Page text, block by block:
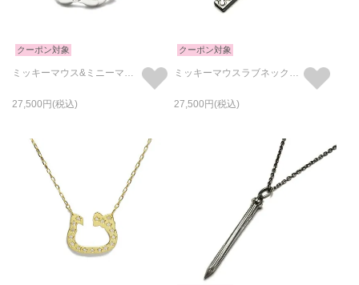
クーポン対象
27,500
クーポン対象
27,500